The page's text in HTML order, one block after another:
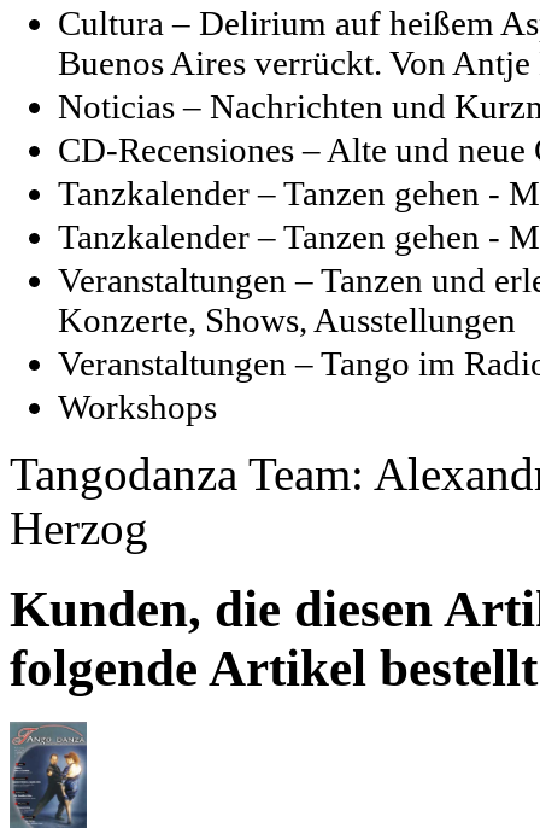
Cultura – Delirium auf heißem
Buenos Aires verrückt. Von
Noticias – Nachrichten und
CD-Recensiones – Alte und
Tanzkalender – Tanzen gehen -
Tanzkalender – Tanzen gehen -
Veranstaltungen – Tanzen und
Konzerte, Shows, Ausstellungen
Veranstaltungen – Tango im
Workshops
Tangodanza Team:
Herzog
Kunden, die diesen
folgende Artikel